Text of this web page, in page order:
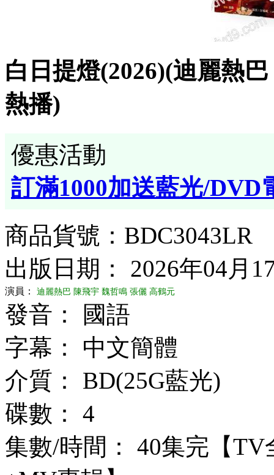
白日提燈(2026)(迪麗熱
熱播)
優惠活動
訂滿1000加送藍光/DVD
商品貨號：BDC3043LR
出版日期： 2026年04月
演員： 迪麗熱巴 陳飛宇 魏哲鳴 張儷 高鶴元
發音： 國語
字幕： 中文簡體
介質： BD(25G藍光)
碟數： 4
集數/時間： 40集完【